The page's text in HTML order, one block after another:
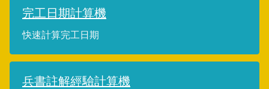
完工日期計算機
快速計算完工日期
兵書註解經驗計算機